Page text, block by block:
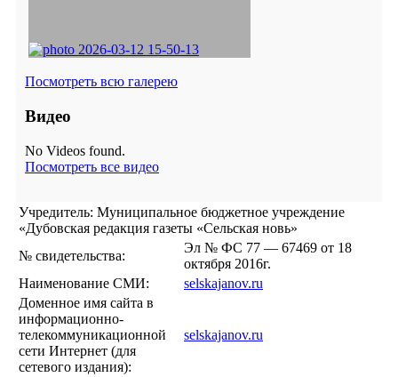
Посмотреть всю галерею
Видео
No Videos found.
Посмотреть все видео
Учредитель: Муниципальное бюджетное учреждение
«Дубовская редакция газеты «Сельская новь»
№ свидетельства:
Эл № ФС 77 — 67469 от 18
октября 2016г.
Наименование СМИ:
selskajanov.ru
Доменное имя сайта в
информационно-
телекоммуникационной
сети Интернет (для
сетевого издания):
selskajanov.ru